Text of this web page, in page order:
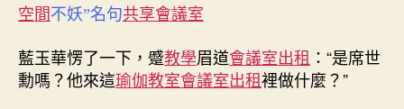
空間 不妖”名句共享會議室
藍玉華愣了一下，蹙教學眉道會議室出租 ：“是席世
勳嗎？他來這瑜伽教室會議室出租裡做什麼？”